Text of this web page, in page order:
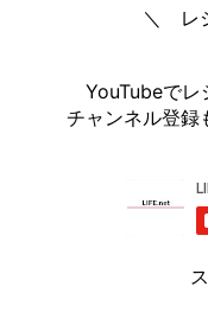
＼ レ
YouTubeでレ
チャンネル登録